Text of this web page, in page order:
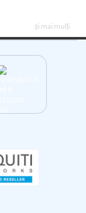
și mai mulți